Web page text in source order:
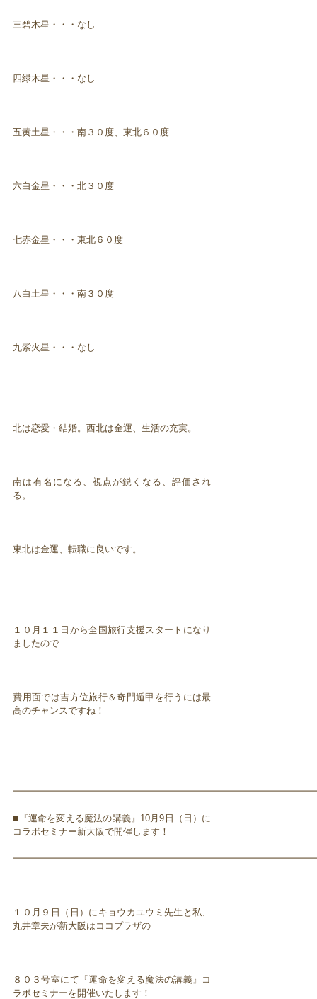
三碧木星・・・なし
四緑木星・・・なし
五黄土星・・・南３０度、東北６０度
六白金星・・・北３０度
七赤金星・・・東北６０度
八白土星・・・南３０度
九紫火星・・・なし
北は恋愛・結婚。西北は金運、生活の充実。
南は有名になる、視点が鋭くなる、評価され
る。
東北は金運、転職に良いです。
１０月１１日から全国旅行支援スタートになり
ましたので
費用面では吉方位旅行＆奇門遁甲を行うには最
高のチャンスですね！
■『運命を変える魔法の講義』10月9日（日）に
コラボセミナー新大阪で開催します！
１０月９日（日）にキョウカユウミ先生と私、
丸井章夫が新大阪はココプラザの
８０３号室にて『運命を変える魔法の講義』コ
ラボセミナーを開催いたします！